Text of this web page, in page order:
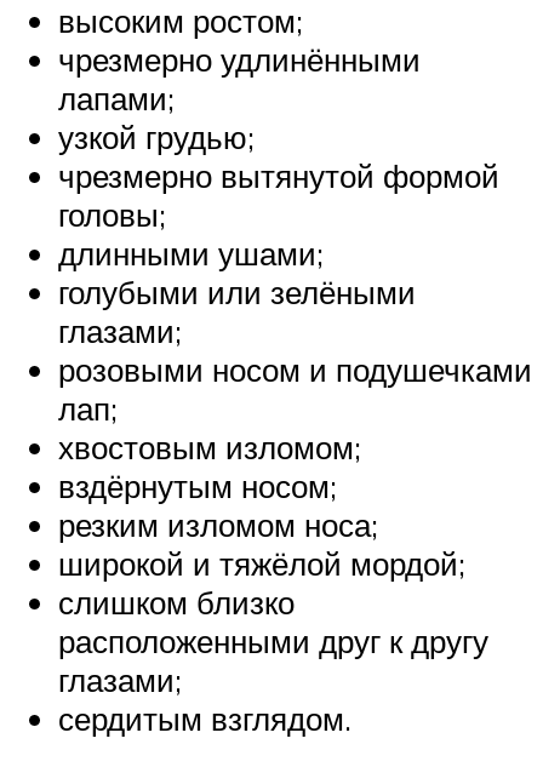
высоким ростом;
чрезмерно удлинёнными
лапами;
узкой грудью;
чрезмерно вытянутой формой
головы;
длинными ушами;
голубыми или зелёными
глазами;
розовыми носом и подушечками
лап;
хвостовым изломом;
вздёрнутым носом;
резким изломом носа;
широкой и тяжёлой мордой;
слишком близко
расположенными друг к другу
глазами;
сердитым взглядом.